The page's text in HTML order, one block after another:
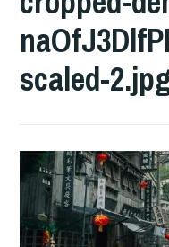
scaled-